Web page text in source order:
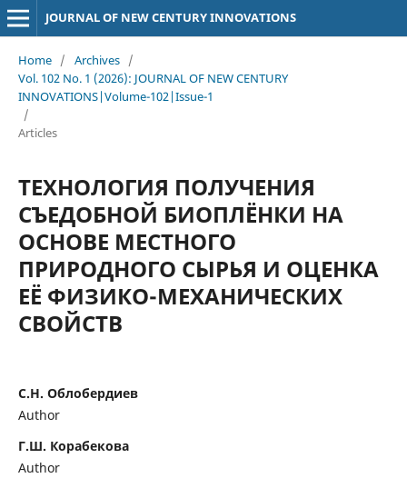
JOURNAL OF NEW CENTURY INNOVATIONS
Home / Archives /
Vol. 102 No. 1 (2026): JOURNAL OF NEW CENTURY
INNOVATIONS|Volume-102|Issue-1
/
Articles
ТЕХНОЛОГИЯ ПОЛУЧЕНИЯ
СЪЕДОБНОЙ БИОПЛЁНКИ НА
ОСНОВЕ МЕСТНОГО
ПРИРОДНОГО СЫРЬЯ И ОЦЕНКА
ЕЁ ФИЗИКО-МЕХАНИЧЕСКИХ
СВОЙСТВ
С.Н. Облобердиев
Author
Г.Ш. Корабекова
Author